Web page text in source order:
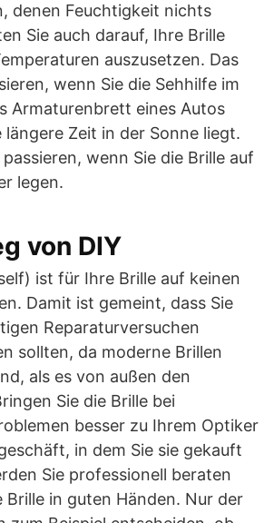
denen Feuchtigkeit nichts
Sie auch darauf, Ihre Brille
auszusetzen. Das
wenn Sie die Sehhilfe im
Armaturenbrett eines Autos
längere Zeit in der Sonne liegt.
wenn Sie die Brille auf
legen.
von DIY
ist für Ihre Brille auf keinen
Damit ist gemeint, dass Sie
Reparaturversuchen
sollten, da moderne Brillen
als es von außen den
Sie die Brille bei
besser zu Ihrem Optiker
in dem Sie sie gekauft
Sie professionell beraten
Brille in guten Händen. Nur der